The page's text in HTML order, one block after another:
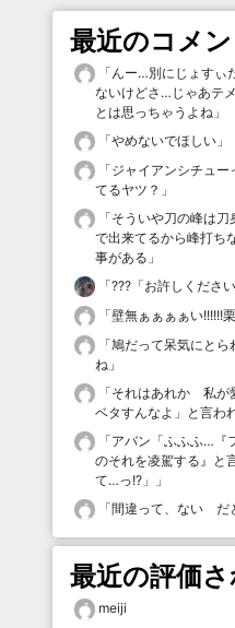
最近のコメン
「 んー…別にじょすぃ
ないけどさ…じゃあテ
とは思っちゃうよね 」
「やめないでほしい 」
「ジャイアンシチュ
てるヤツ？ 」
「そういや刀の峰は刀
で出来てるから峰打
事がある 」
「???「お許しくださ
「壁無ぁぁぁぁい!!!!!!
「鳩だって呆気にとら
ね 」
「それはあれか 私が
ベタすんなよ」と言わ
「アバン「ふふふ…『
のそれを凌駕する』
て…っ!?」
」
「間違って、ない だ
最近の評価
meiji